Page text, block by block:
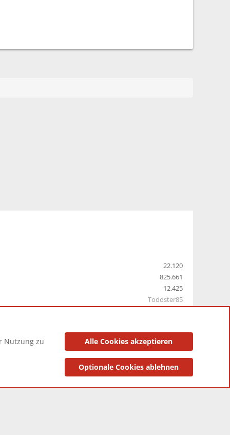
22.120
825.661
12.425
Toddster85
Datenschutzerklärung Impressum
Nutzung zu Alle Cookies akzeptieren
Optionale Cookies ablehnen